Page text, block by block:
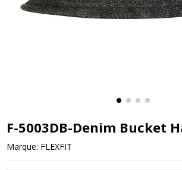
F-5003DB-Denim Bucket
Marque: FLEXFIT